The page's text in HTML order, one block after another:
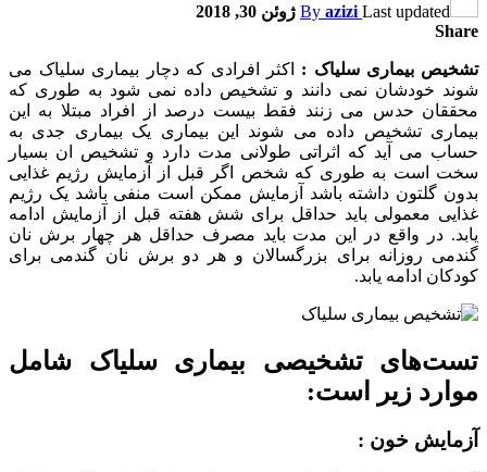
By azizi Last updated
ژوئن 30, 2018
Share
تشخیص بیماری سلیاک : اکثر افرادی که دچار بیماری سلیاک می
شوند خودشان نمی دانند و تشخیص داده نمی شود به طوری که
محققان حدس می زنند فقط بیست درصد از افراد مبتلا به این
بیماری تشخیص داده می شوند این بیماری یک بیماری جدی به
حساب می آید که اثراتی طولانی مدت دارد و تشخیص ان بسیار
سخت است به طوری که شخص اگر قبل از آزمایش رژیم غذایی
بدون گلتون داشته باشد آزمایش ممکن است منفی باشد یک رژیم
غذایی معمولی باید حداقل برای شش هفته قبل از آزمایش ادامه
یابد. در واقع در این مدت باید مصرف حداقل هر چهار برش نان
گندمی روزانه برای بزرگسالان و هر دو برش نان گندمی برای
کودکان ادامه یابد.
تست‌های تشخیصی بیماری سلیاک شامل
موارد زیر است:
آزمایش خون :